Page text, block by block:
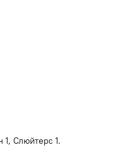
Слюйтерс 1.